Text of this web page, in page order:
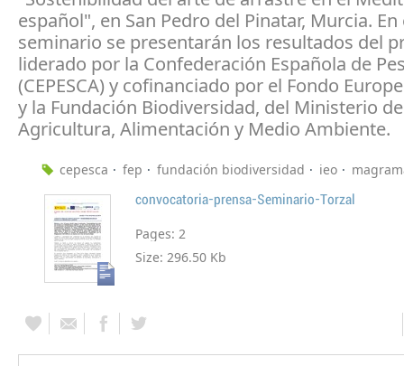
español", en San Pedro del Pinatar, Murcia. En
seminario se presentarán los resultados del
liderado por la Confederación Española de
(CEPESCA) y cofinanciado por el Fondo
y la Fundación Biodiversidad, del Ministerio de
Agricultura, Alimentación y Medio Ambiente.
cepesca fep fundación biodiversidad ieo
convocatoria-prensa-Seminario-Torzal
Pages: 2
Size: 296.50 Kb